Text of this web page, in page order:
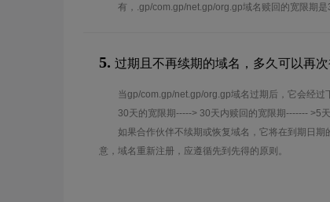
有，.gp/com.gp/net.gp/org.gp域名赎回的宽限期是
5. 过期且不再续期的域名，多久可以再次
当gp/com.gp/net.gp/org.gp域名过期后，它会经过
30天的宽限期-----> 30天内赎回的宽限期------- >5
如果合作伙伴不续期或恢复域名，它将在到期日
意，域名重新注册，应遵循先到先得的原则。